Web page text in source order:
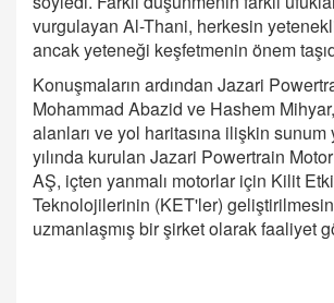
vurgulayan Al-Thani, herkesin
ancak yeteneği keşfetmenin önem
Konuşmaların ardından Jazari
Mohammad Abazid ve Hashem
alanları ve yol haritasına ilişkin sunum
yılında kurulan Jazari Powertrain
AŞ, içten yanmalı motorlar için Kilit
Teknolojilerinin (KET'ler)
uzmanlaşmış bir şirket olarak faaliyet